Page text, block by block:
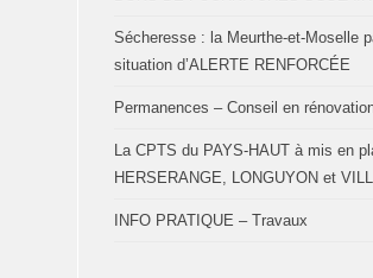
Sécheresse : la Meurthe-et-Moselle
situation d’ALERTE RENFORCÉE
Permanences – Conseil en
La CPTS du PAYS-HAUT à mis en
HERSERANGE, LONGUYON et
INFO PRATIQUE – Travaux